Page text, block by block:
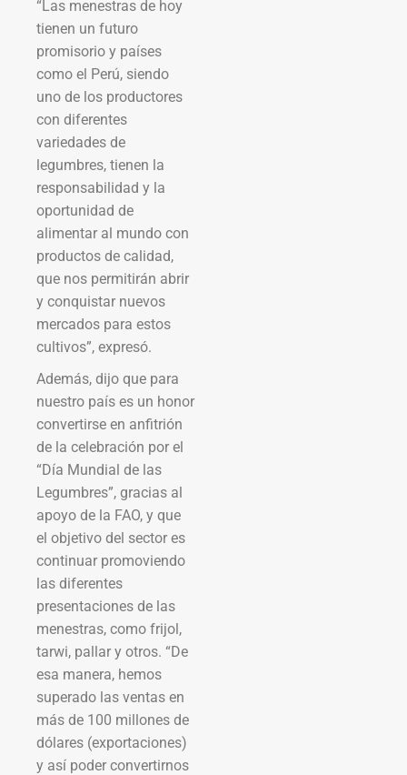
“Las menestras de hoy
tienen un futuro
promisorio y países
como el Perú, siendo
uno de los productores
con diferentes
variedades de
legumbres, tienen la
responsabilidad y la
oportunidad de
alimentar al mundo con
productos de calidad,
que nos permitirán abrir
y conquistar nuevos
mercados para estos
cultivos”, expresó.
Además, dijo que para
nuestro país es un honor
convertirse en anfitrión
de la celebración por el
“Día Mundial de las
Legumbres”, gracias al
apoyo de la FAO, y que
el objetivo del sector es
continuar promoviendo
las diferentes
presentaciones de las
menestras, como frijol,
tarwi, pallar y otros. “De
esa manera, hemos
superado las ventas en
más de 100 millones de
dólares (exportaciones)
y así poder convertirnos